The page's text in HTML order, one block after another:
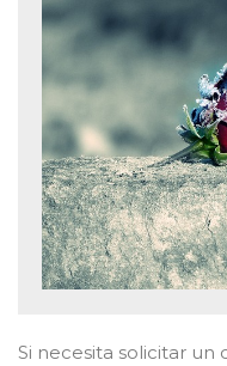
Si necesita solicitar un